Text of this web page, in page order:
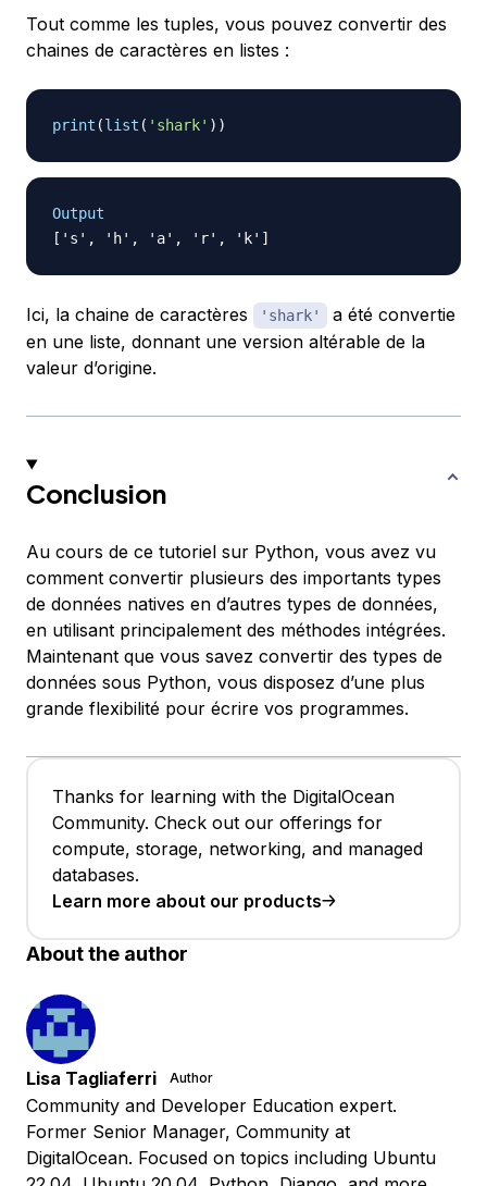
Tout comme les tuples, vous pouvez convertir des
chaines de caractères en listes :
print (list ( 'shark' ) )
Output
Ici, la chaine de caractères 'shark'
a été convertie
en une liste, donnant une version altérable de la
valeur d’origine.
Conclusion
Au cours de ce tutoriel sur Python, vous avez vu
comment convertir plusieurs des importants types
de données natives en d’autres types de données,
en utilisant principalement des méthodes intégrées.
Maintenant que vous savez convertir des types de
données sous Python, vous disposez d’une plus
grande flexibilité pour écrire vos programmes.
Thanks for learning with the DigitalOcean
Community. Check out our offerings for
compute, storage, networking, and managed
databases.
Learn more about our products
About the author
Lisa Tagliaferri Author
Community and Developer Education expert.
Former Senior Manager, Community at
DigitalOcean. Focused on topics including Ubuntu